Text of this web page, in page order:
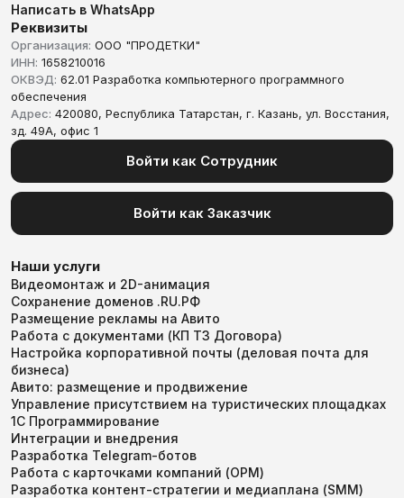
Написать в WhatsApp
Реквизиты
Организация: ООО "ПРОДЕТКИ"
ИНН: 1658210016
ОКВЭД: 62.01 Разработка компьютерного программного
обеспечения
Адрес: 420080, Республика Татарстан, г. Казань, ул. Восстания,
зд. 49А, офис 1
Войти как Сотрудник
Войти как Заказчик
Наши услуги
Видеомонтаж и 2D-анимация
Сохранение доменов .RU.РФ
Размещение рекламы на Авито
Работа с документами (КП ТЗ Договора)
Настройка корпоративной почты (деловая почта для
бизнеса)
Авито: размещение и продвижение
Управление присутствием на туристических площадках
1С Программирование
Интеграции и внедрения
Разработка Telegram-ботов
Работа с карточками компаний (ОРМ)
Разработка контент-стратегии и медиаплана (SMM)